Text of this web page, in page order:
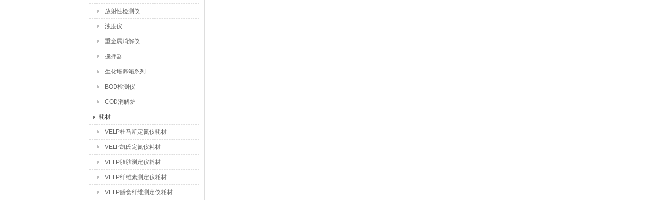
放射性检测仪
浊度仪
重金属消解仪
搅拌器
生化培养箱系列
BOD检测仪
COD消解炉
耗材
VELP杜马斯定氮仪耗材
VELP凯氏定氮仪耗材
VELP脂肪测定仪耗材
VELP纤维素测定仪耗材
VELP膳食纤维测定仪耗材